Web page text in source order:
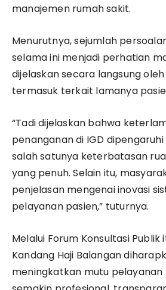
manajemen rumah sakit.
Menurutnya, sejumlah
selama ini menjadi perhatian
dijelaskan secara langsung
termasuk terkait lamanya
“Tadi dijelaskan bahwa
penanganan di IGD
salah satunya keterbatasan
yang penuh. Selain itu,
penjelasan mengenai inovasi
pelayanan pasien,” tuturnya.
Melalui Forum Konsultasi Publik
Kandang Haji Balangan
meningkatkan mutu